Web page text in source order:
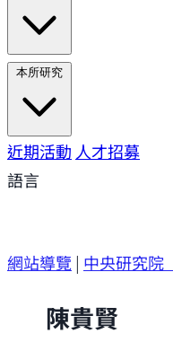
小常識
學術諮詢委員
員
兼任研究人員
本所研究
研究方向 研究成果
近期活動 人才招募
語言
網站導覽 | 中央研究院
陳貴賢